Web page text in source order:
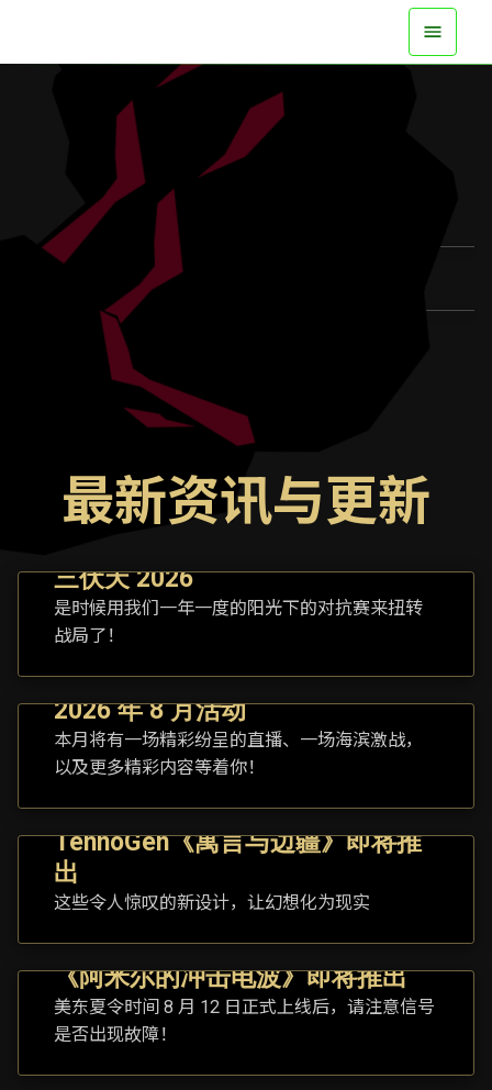
现已在所有平台登场
最新资讯与更新
三伏天 2026
是时候用我们一年一度的阳光下的对抗赛来扭转
战局了！
2026 年 8 月活动
本月将有一场精彩纷呈的直播、一场海滨激战，
以及更多精彩内容等着你！
TennoGen《寓言与边疆》即将推
出
这些令人惊叹的新设计，让幻想化为现实
《阿米尔的冲击电波》即将推出
美东夏令时间 8 月 12 日正式上线后，请注意信号
是否出现故障！